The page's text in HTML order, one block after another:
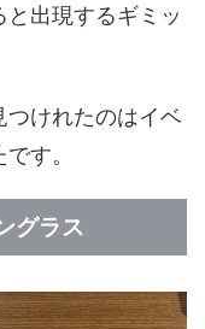
出現するギミッ
つけれたのはイベ
す。
グラス